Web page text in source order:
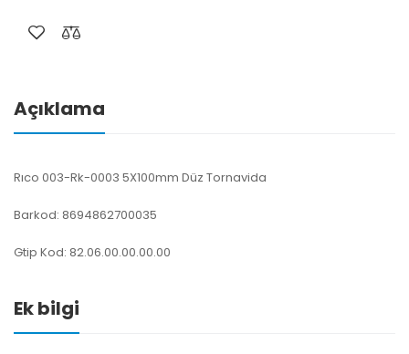
Açıklama
Rıco 003-Rk-0003 5X100mm Düz Tornavida
Barkod: 8694862700035
Gtip Kod: 82.06.00.00.00.00
Ek bilgi